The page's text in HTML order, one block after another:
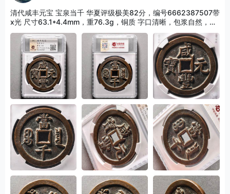
清代咸丰元宝 宝泉当千 华夏评级极美82分，编号6662387507带
x光 尺寸63.1*4.4mm，重76.3g，铜质 字口清晰，包浆自然，边
道完整，无裂无补，状态以图为准，收藏佳品！5.28